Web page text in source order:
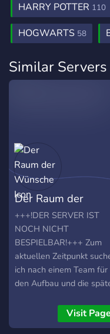
HARRY POTTER 110
HOGWARTS 58
Similar Servers
Der Raum der
Wünsche
+++!DER SERVER IST
NOCH NICHT
BESPIELBAR!+++ Zum
aktuellen Zeitpunkt
ich nach einem Team für
den Aufbau und die
Das Grundgerüst steht
bereits, somit sollte die
Visit Page